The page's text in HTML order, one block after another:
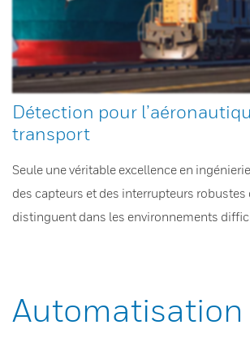
Détection pour
transport
Seule une véritable excellence en
des capteurs et des interrupteurs robustes
distinguent dans les environnements
Automatisation